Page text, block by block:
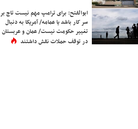
ابوالفتح: برای ترامپ مهم نیست تاج بر
سر کار باشد یا عمامه/ آمریکا به دنبال
تغییر حکومت نیست/ عمان و عربستان
در توقف حملات نقش داشتند